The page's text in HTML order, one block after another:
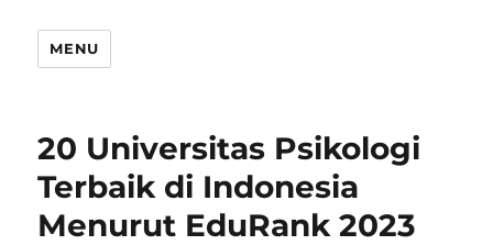
MENU
20 Universitas Psikologi
Terbaik di Indonesia
Menurut EduRank 2023